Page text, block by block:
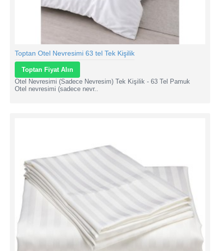
Toptan Otel Nevresimi 63 tel Tek Kişilik
Toptan Fiyat Alın
Otel Nevresimi (Sadece Nevresim) Tek Kişilik - 63 Tel Pamuk
Otel nevresimi (sadece nevr..